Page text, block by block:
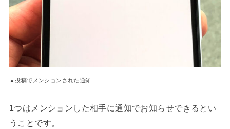
▲投稿でメンションされた通知
1つはメンションした相手に通知でお知らせできるとい
うことです。